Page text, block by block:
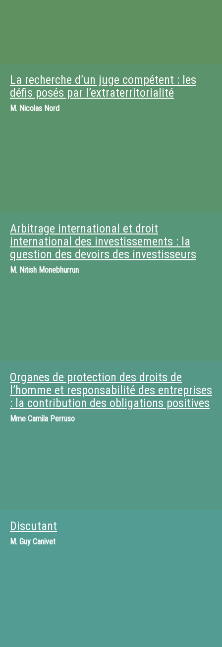
La recherche d’un juge compétent : les
défis posés par l’extraterritorialité
M. Nicolas Nord
Arbitrage international et droit
international des investissements : la
question des devoirs des investisseurs
M. Nitish Monebhurrun
Organes de protection des droits de
l’homme et responsabilité des entreprises
: la contribution des obligations positives
Mme Camila Perruso
Discutant
M. Guy Canivet